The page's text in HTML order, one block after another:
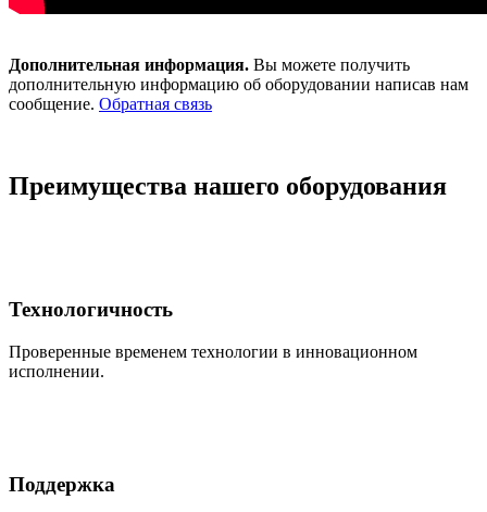
Дополнительная информация. Вы можете получить
дополнительную информацию об оборудовании написав нам
сообщение. Обратная связь
Преимущества нашего оборудования
Технологичность
Проверенные временем технологии в инновационном
исполнении.
Поддержка